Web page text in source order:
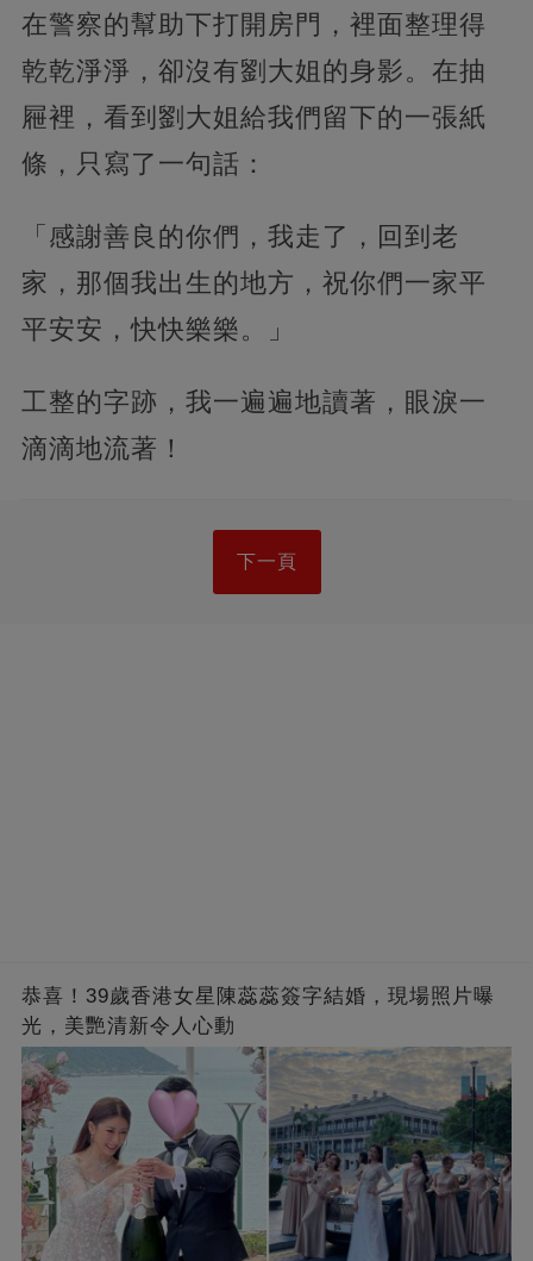
在警察的幫助下打開房門，裡面整理得
乾乾淨淨，卻沒有劉大姐的身影。在抽
屜裡，看到劉大姐給我們留下的一張紙
條，只寫了一句話：
「感謝善良的你們，我走了，回到老
家，那個我出生的地方，祝你們一家平
平安安，快快樂樂。」
工整的字跡，我一遍遍地讀著，眼淚一
滴滴地流著！
下一頁
恭喜！39歲香港女星陳蕊蕊簽字結婚，現場照片曝
光，美艷清新令人心動